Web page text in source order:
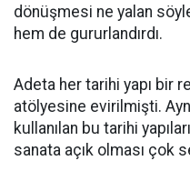
dönüşmesi ne yalan
hem de gururlandırdı.
Adeta her tarihi yapı bir
atölyesine evirilmişti.
kullanılan bu tarihi
sanata açık olması çok